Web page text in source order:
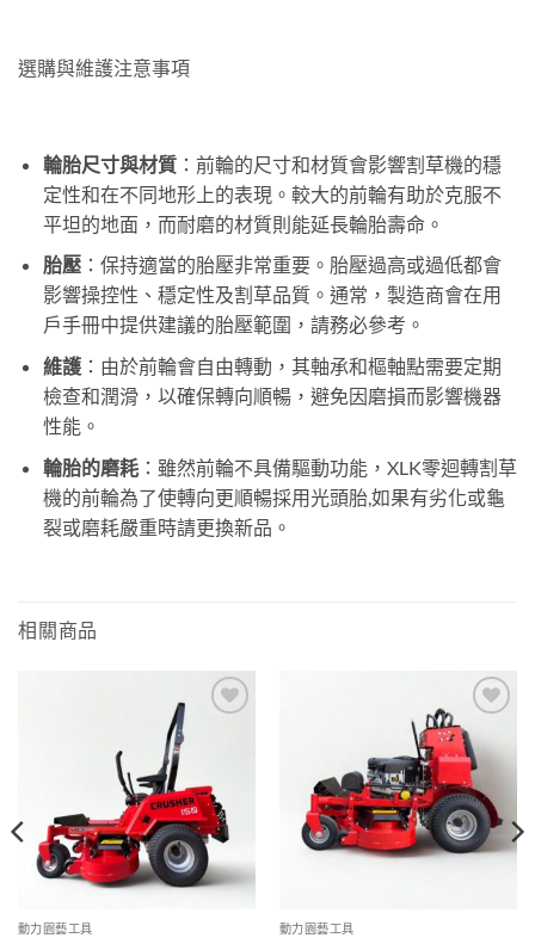
選購與維護注意事項
輪胎尺寸與材質：前輪的尺寸和材質會影響割草機的穩
定性和在不同地形上的表現。較大的前輪有助於克服不
平坦的地面，而耐磨的材質則能延長輪胎壽命。
胎壓：保持適當的胎壓非常重要。胎壓過高或過低都會
影響操控性、穩定性及割草品質。通常，製造商會在用
戶手冊中提供建議的胎壓範圍，請務必參考。
維護：由於前輪會自由轉動，其軸承和樞軸點需要定期
檢查和潤滑，以確保轉向順暢，避免因磨損而影響機器
性能。
輪胎的磨耗：雖然前輪不具備驅動功能，XLK零迴轉割草
機的前輪為了使轉向更順暢採用光頭胎,如果有劣化或龜
裂或磨耗嚴重時請更換新品。
相關商品
動力園藝工具
Add to
wishlist
動力園藝工具